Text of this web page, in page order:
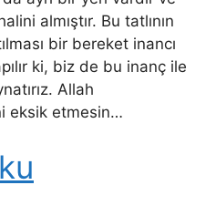
almıştır. Bu tatlının
bir bereket inancı
ki, biz de bu inanç ile
Allah
eksik etmesin…